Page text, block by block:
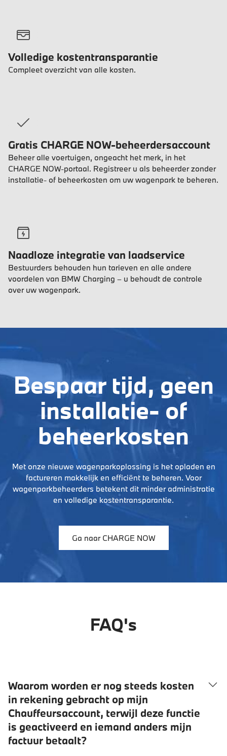
Volledige kostentransparantie
Compleet overzicht van alle kosten.
Gratis CHARGE NOW-beheerdersaccount
Beheer alle voertuigen, ongeacht het merk, in het
CHARGE NOW-portaal. Registreer u als beheerder zonder
installatie- of beheerkosten om uw wagenpark te beheren.
Naadloze integratie van laadservice
Bestuurders behouden hun tarieven en alle andere
voordelen van BMW Charging – u behoudt de controle
over uw wagenpark.
Bespaar tijd, geen
installatie- of
beheerkosten
Met onze nieuwe wagenparkoplossing is het opladen en
factureren makkelijk en efficiënt te beheren. Voor
wagenparkbeheerders betekent dit minder administratie
en volledige kostentransparantie.
Ga naar CHARGE NOW
FAQ's
Waarom worden er nog steeds kosten
in rekening gebracht op mijn
Chauffeursaccount, terwijl deze functie
is geactiveerd en iemand anders mijn
factuur betaalt?